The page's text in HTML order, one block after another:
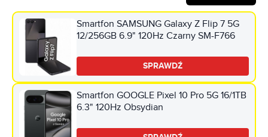
Smartfon SAMSUNG Galaxy Z Flip 7 5G
12/256GB 6.9" 120Hz Czarny SM-F766
SPRAWDŹ
Smartfon GOOGLE Pixel 10 Pro 5G 16/1TB
6.3" 120Hz Obsydian